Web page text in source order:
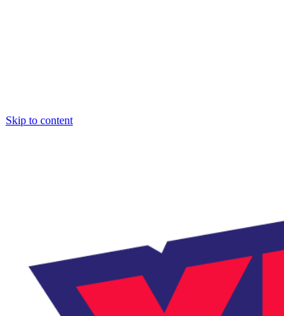
Skip to content